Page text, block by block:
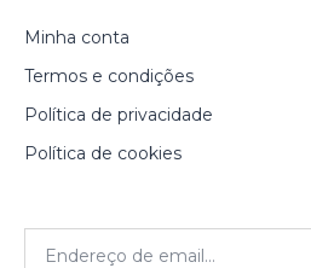
Minha conta
Termos e condições
Política de privacidade
Política de cookies